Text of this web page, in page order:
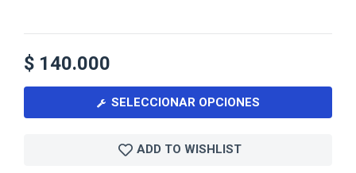
$ 140.000
SELECCIONAR OPCIONES
ADD TO WISHLIST